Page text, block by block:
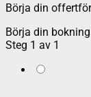
Börja din
Börja din
Steg 1 av 1